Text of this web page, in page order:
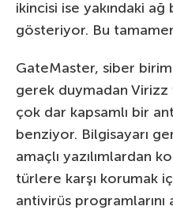
ikincisi ise yakındaki
gösteriyor. Bu
GateMaster, siber
gerek duymadan Virizz
çok dar kapsamlı bir
benziyor. Bilgisayarı
amaçlı yazılımlardan
türlere karşı korumak
antivirüs